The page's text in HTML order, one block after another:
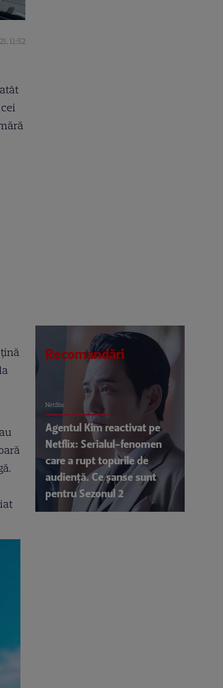
11:52
Recomandări
Netflix
Agentul Kim reactivat pe
Netflix: Serialul-fenomen
care a rupt topurile de
audiență. Ce șanse sunt
pentru Sezonul 2